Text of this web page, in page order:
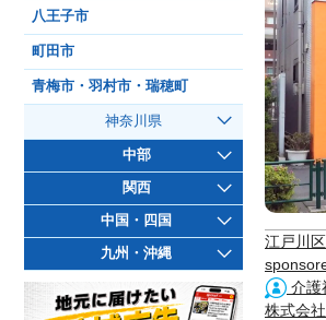
江戸川
介護
株式会
八王子市
町田市
青梅市・羽村市・瑞穂町
神奈川県
中部
関西
中国・四国
九州・沖縄